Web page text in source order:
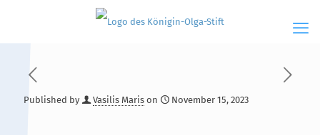
Published by Vasilis Maris on November 15, 2023